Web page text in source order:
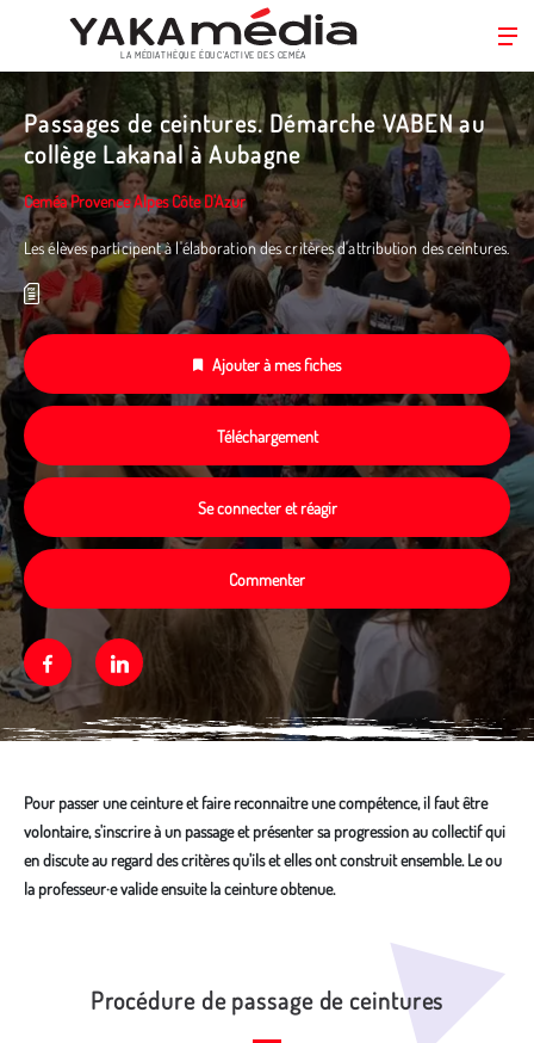
Aller
au
contenu
principal
LA MÉDIATHÈQUE ÉDUC’ACTIVE DES CEMÉA
Passages de ceintures. Démarche VABEN au
collège Lakanal à Aubagne
Ceméa Provence Alpes Côte D'Azur
Les élèves participent à l'élaboration des critères d'attribution des ceintures.
Ajouter à mes fiches
Téléchargement
Se connecter et réagir
Commenter
FacebookLinkedin
Pour passer une ceinture et faire reconnaitre une compétence, il faut être
volontaire, s'inscrire à un passage et présenter sa progression au collectif qui
en discute au regard des critères qu'ils et elles ont construit ensemble. Le ou
la professeur·e valide ensuite la ceinture obtenue.
Procédure de passage de ceintures